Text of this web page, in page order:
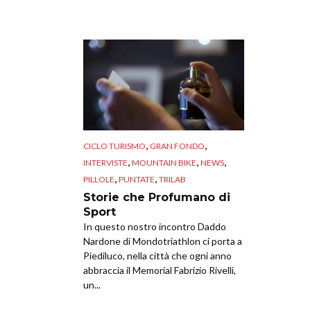
CICLO TURISMO GRAN FONDO
INTERVISTE MOUNTAIN BIKE NEWS
PILLOLE PUNTATE TRILAB
Storie che Profumano di
Sport
In questo nostro incontro Daddo
Nardone di Mondotriathlon ci porta a
Piediluco, nella città che ogni anno
abbraccia il Memorial Fabrizio Rivelli,
un...